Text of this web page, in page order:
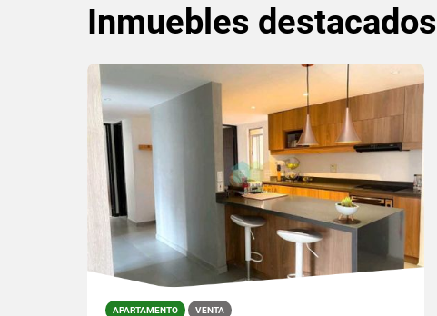
Inmuebles destacados
APARTAMENTO VENTA